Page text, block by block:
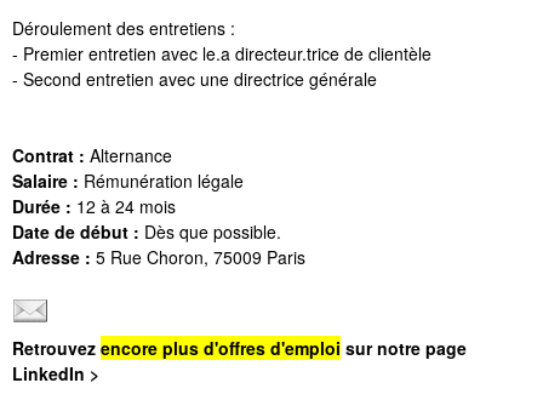
Déroulement des entretiens :
- Premier entretien avec le.a directeur.trice de clientèle
- Second entretien avec une directrice générale
Contrat : Alternance
Salaire : Rémunération légale
Durée : 12 à 24 mois
Date de début : Dès que possible.
Adresse : 5 Rue Choron, 75009 Paris
Retrouvez encore plus d'offres d'emploi sur notre page
LinkedIn >